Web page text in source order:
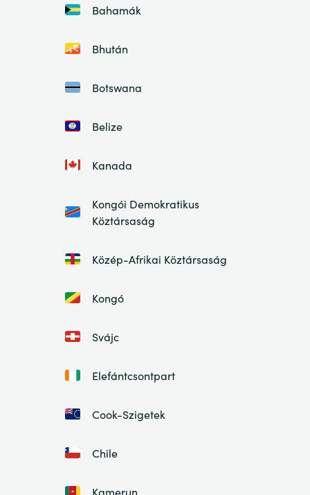
Bahamák
Bhután
Botswana
Belize
Kanada
Kongói Demokratikus
Köztársaság
Közép-Afrikai Köztársaság
Kongó
Svájc
Elefántcsontpart
Cook-Szigetek
Chile
Kamerun